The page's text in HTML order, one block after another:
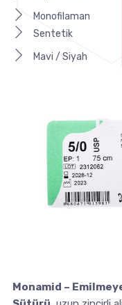
Monofilaman
Sentetik
Mavi / Siyah
Monamid –